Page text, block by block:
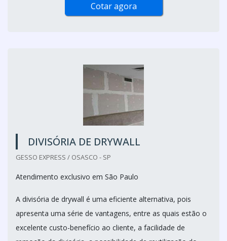
Cotar agora
DIVISÓRIA DE DRYWALL
GESSO EXPRESS / OSASCO - SP
Atendimento exclusivo em São Paulo
A divisória de drywall é uma eficiente alternativa, pois
apresenta uma série de vantagens, entre as quais estão o
excelente custo-benefício ao cliente, a facilidade de